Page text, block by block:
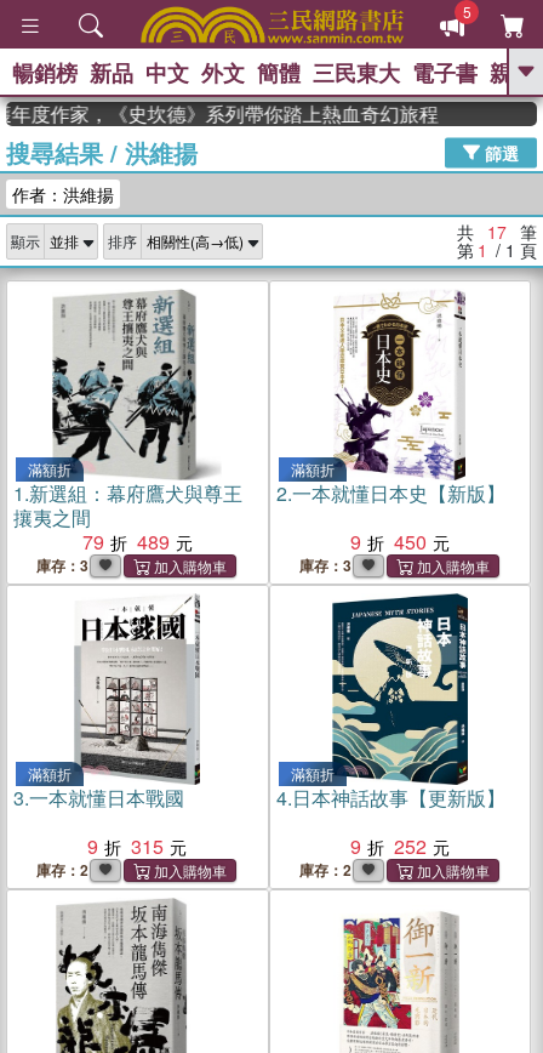
5
GO
高希均教授回憶錄
、 The Odyssey 、 父親節 、 如果歷
獎 臺灣漫遊錄 、 方念華 、 台灣的李
登輝時代
數學女孩：黎曼猜想 、
偉大的迷走神經
暢銷榜 新品 中文 外文 簡體 三民東大 電子書 親子
作家，《史坎德》系列帶你踏上熱血奇幻旅程
搜尋結果/ 洪維揚
篩選
作者：洪維揚
顯示 排序 共 17 筆
第 1 / 1 頁
滿額折
1.新選組：幕府鷹犬與尊王
攘夷之間
79
489
庫存：3
滿額折
2.一本就懂日本史【新版】
9
450
庫存：3
滿額折
3.一本就懂日本戰國
9
315
庫存：2
滿額折
4.日本神話故事【更新版】
9
252
庫存：2